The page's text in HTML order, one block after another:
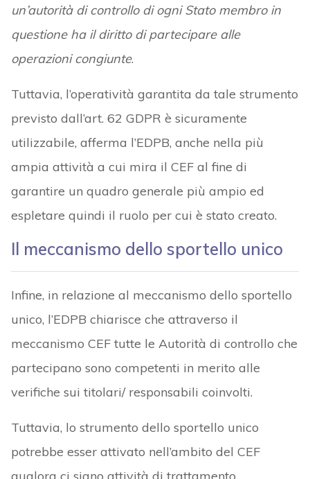
un’autorità di controllo di ogni Stato membro in
questione ha il diritto di partecipare alle
operazioni congiunte.
Tuttavia, l’operatività garantita da tale strumento
previsto dall’art. 62 GDPR è sicuramente
utilizzabile, afferma l’EDPB, anche nella più
ampia attività a cui mira il CEF al fine di
garantire un quadro generale più ampio ed
espletare quindi il ruolo per cui è stato creato.
Il meccanismo dello sportello unico
Infine, in relazione al meccanismo dello sportello
unico, l’EDPB chiarisce che attraverso il
meccanismo CEF tutte le Autorità di controllo che
partecipano sono competenti in merito alle
verifiche sui titolari/ responsabili coinvolti.
Tuttavia, lo strumento dello sportello unico
potrebbe esser attivato nell’ambito del CEF